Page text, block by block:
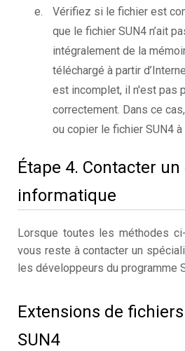
Vérifiez si le fichier est
que le fichier SUN4 n’ait
intégralement de la
téléchargé à partir
est incomplet, il n'est pas
correctement. Dans ce
ou copier le fichier SUN4 à
Étape 4. Contacter
informatique
Lorsque toutes les méthodes
vous reste à contacter un
les développeurs du programme
Extensions de
SUN4